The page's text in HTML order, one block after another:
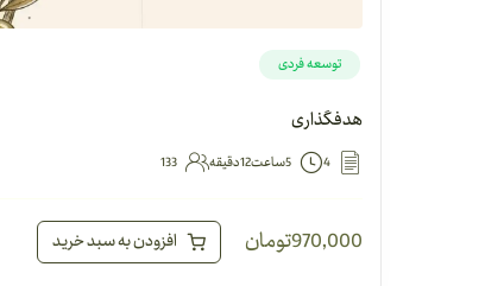
توسعه فردی
هدفگذاری
4 5ساعت12دقیقه 133
970,000تومان افزودن به سبد خرید